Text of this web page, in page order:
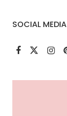
SOCIAL MEDIA